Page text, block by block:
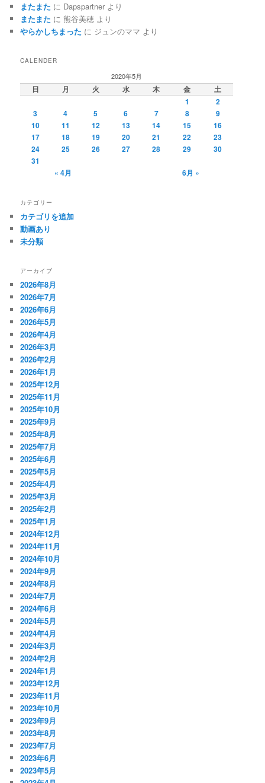
またまた に Dapspartner より
またまた に 熊谷美穂 より
やらかしちまった に ジュンのママ より
CALENDER
2020年5月
日 月 火 水 木 金
土
1
2
3
4 5 6 7 8
9
10
11 12 13 14 15
16
17
18 19 20 21 22
23
24
25 26 27 28 29
30
31
« 4月
6月 »
カテゴリー
カテゴリを追加
動画あり
未分類
アーカイブ
2026年8月
2026年7月
2026年6月
2026年5月
2026年4月
2026年3月
2026年2月
2026年1月
2025年12月
2025年11月
2025年10月
2025年9月
2025年8月
2025年7月
2025年6月
2025年5月
2025年4月
2025年3月
2025年2月
2025年1月
2024年12月
2024年11月
2024年10月
2024年9月
2024年8月
2024年7月
2024年6月
2024年5月
2024年4月
2024年3月
2024年2月
2024年1月
2023年12月
2023年11月
2023年10月
2023年9月
2023年8月
2023年7月
2023年6月
2023年5月